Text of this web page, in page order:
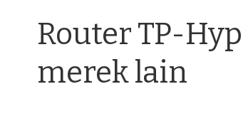
Router TP-
merek lain